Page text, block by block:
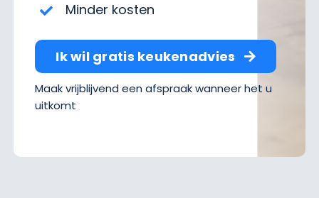
Minder kosten
Ik wil gratis keukenadvies
Maak vrijblijvend een afspraak wanneer het u
uitkomt